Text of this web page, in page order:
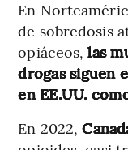
En
de sobredosis
opiáceos,las
drogas siguen
en EE.UU.
En 2022,